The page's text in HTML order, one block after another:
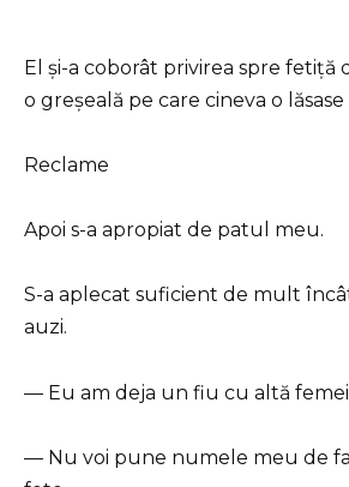
El și-a coborât privirea spre fetiță
o greșeală pe care cineva o lăsase
Reclame
Apoi s-a apropiat de patul meu.
S-a aplecat suficient de mult
auzi.
— Eu am deja un fiu cu altă
— Nu voi pune numele meu de